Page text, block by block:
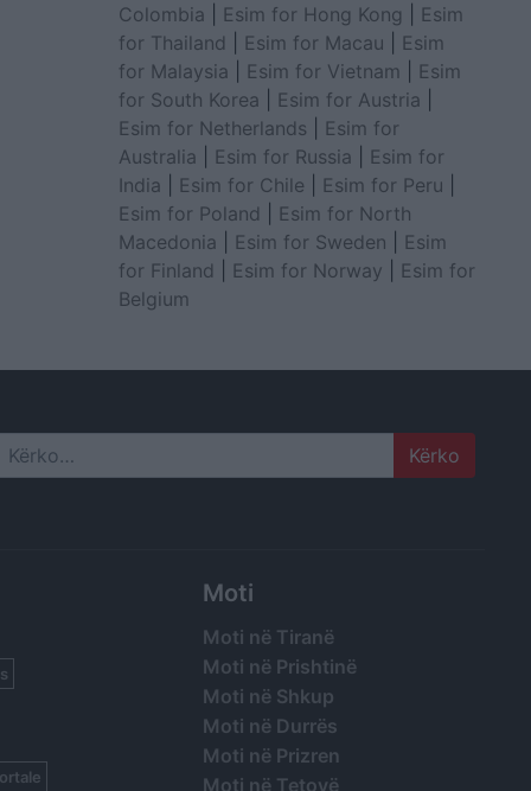
Colombia
Esim for Hong Kong
Esim
for Thailand
Esim for Macau
Esim
for Malaysia
Esim for Vietnam
Esim
for South Korea
Esim for Austria
Esim for Netherlands
Esim for
Australia
Esim for Russia
Esim for
India
Esim for Chile Esim for Peru
Esim for Poland
Esim for North
Macedonia
Esim for Sweden
Esim
for Finland
Esim for Norway
Esim for
Belgium
Moti
Moti në Tiranë
Moti në Prishtinë
Moti në Shkup
Moti në Durrës
Moti në Prizren
Moti në Tetovë